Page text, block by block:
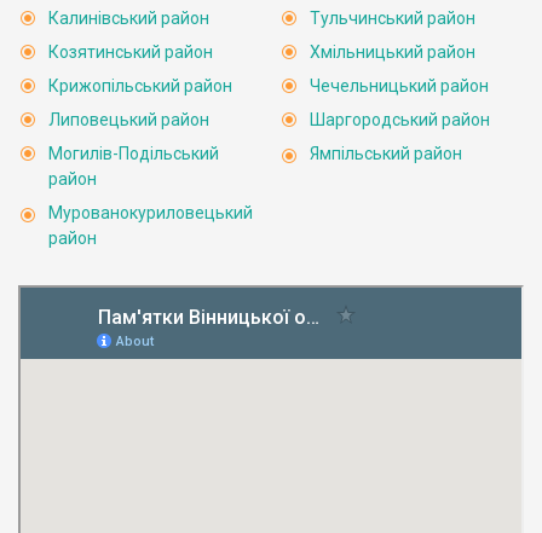
Калинівський район
Козятинський район
Крижопільський район
Липовецький район
Могилів-Подільський
район
Мурованокуриловецький
район
Тульчинський район
Хмільницький район
Чечельницький район
Шаргородський район
Ямпільський район